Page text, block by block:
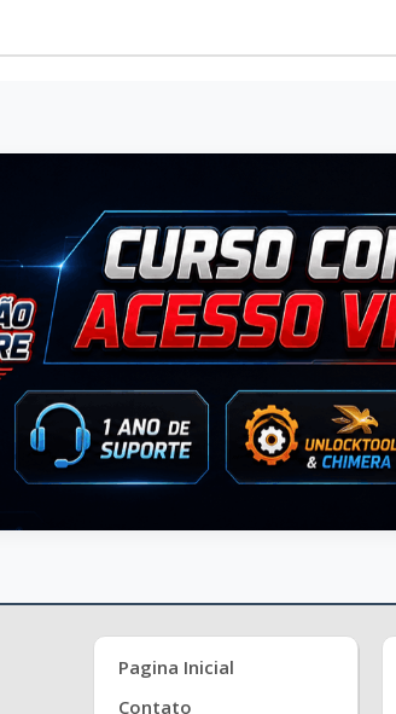
Pagina Inicial
Contato